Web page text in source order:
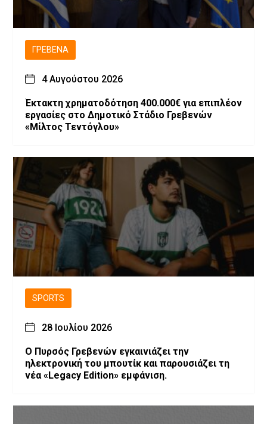
ΓΡΕΒΕΝΆ
4 Αυγούστου 2026
Έκτακτη χρηματοδότηση 400.000€ για επιπλέον
εργασίες στο Δημοτικό Στάδιο Γρεβενών
«Μίλτος Τεντόγλου»
SPORTS
28 Ιουλίου 2026
Ο Πυρσός Γρεβενών εγκαινιάζει την
ηλεκτρονική του μπουτίκ και παρουσιάζει τη
νέα «Legacy Edition» εμφάνιση.